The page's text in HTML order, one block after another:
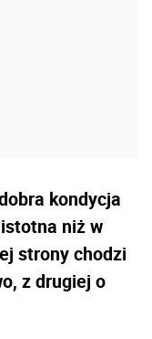
kondycja
niż w
strony chodzi
z drugiej o